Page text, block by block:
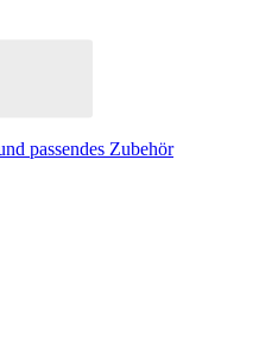
passendes Zubehör